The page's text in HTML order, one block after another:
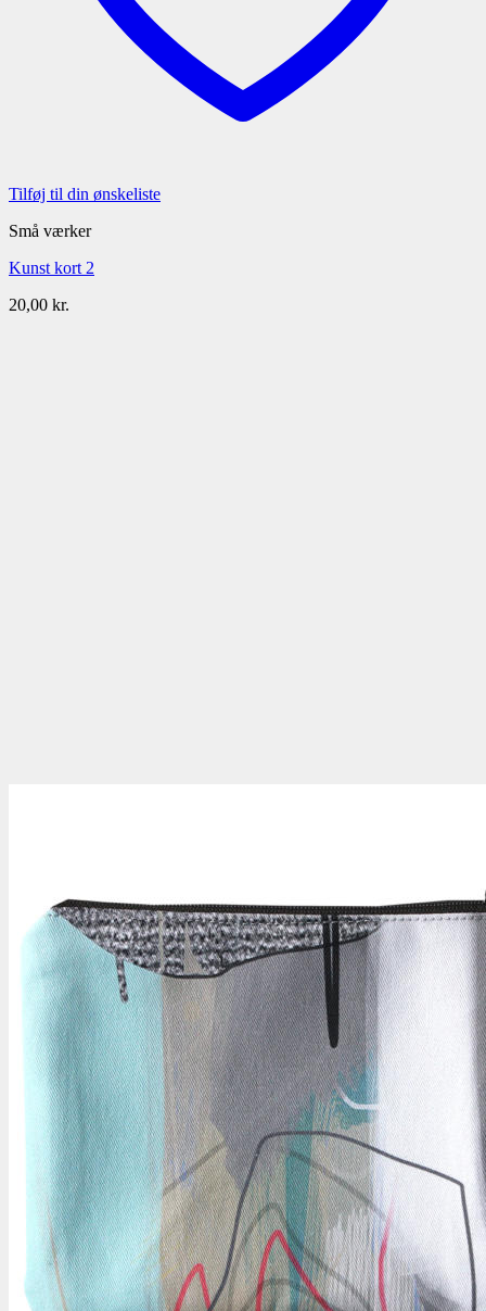
Tilføj til din ønskeliste
Små værker
Kunst kort 2
20,00 kr.